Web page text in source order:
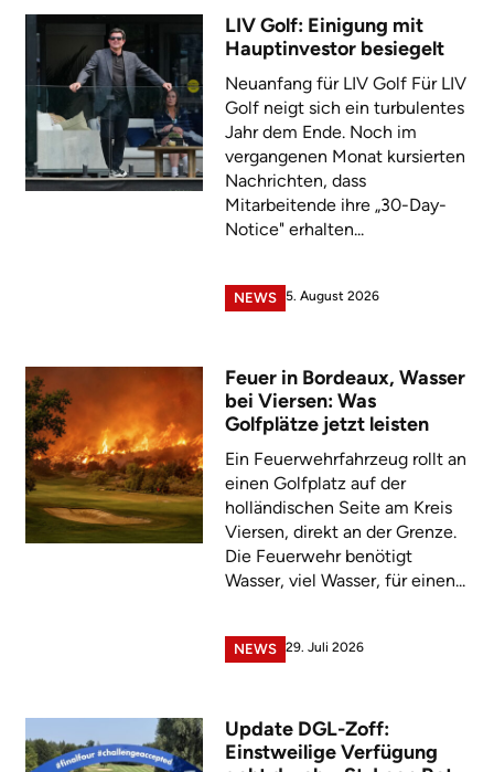
LIV Golf: Einigung mit
Hauptinvestor besiegelt
Neuanfang für LIV Golf Für LIV
Golf neigt sich ein turbulentes
Jahr dem Ende. Noch im
vergangenen Monat kursierten
Nachrichten, dass
Mitarbeitende ihre „30-Day-
Notice" erhalten...
NEWS 5. August 2026
Feuer in Bordeaux, Wasser
bei Viersen: Was
Golfplätze jetzt leisten
Ein Feuerwehrfahrzeug rollt an
einen Golfplatz auf der
holländischen Seite am Kreis
Viersen, direkt an der Grenze.
Die Feuerwehr benötigt
Wasser, viel Wasser, für einen...
NEWS 29. Juli 2026
Update DGL-Zoff:
Einstweilige Verfügung